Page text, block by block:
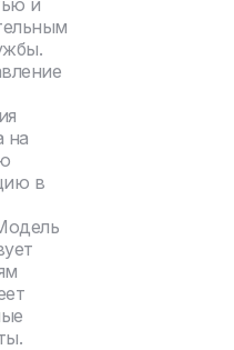
на
в